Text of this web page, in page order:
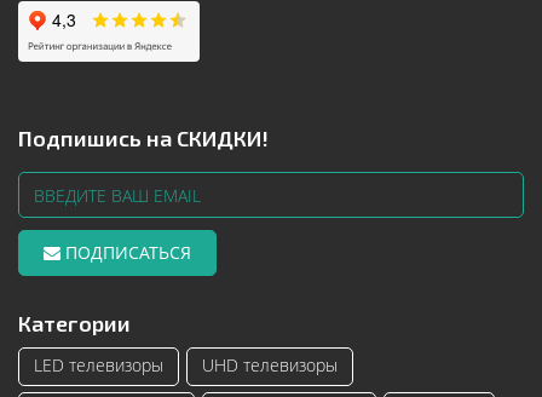
Подпишись на СКИДКИ!
ПОДПИСАТЬСЯ
Категории
LED телевизоры
UHD телевизоры